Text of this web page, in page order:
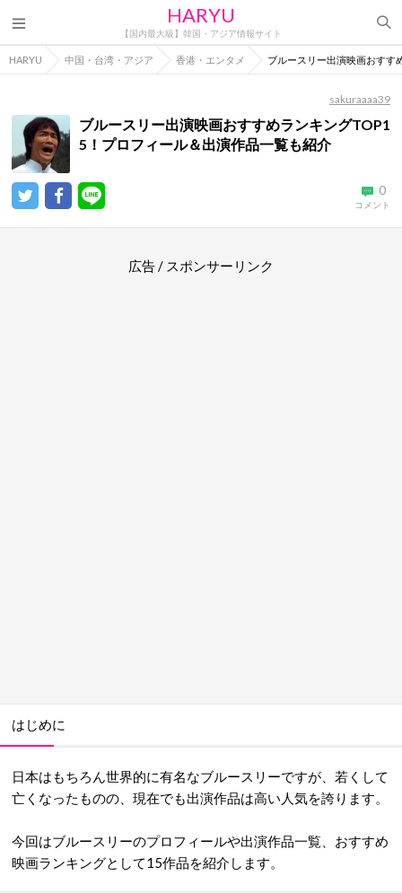
HARYU
【国内最大級】韓国・アジア情報サイト
HARYU 中国・台湾・アジア 香港・エンタメ ブルースリー出演映画おすす
sakuraaaa39
ブルースリー出演映画おすすめランキングTOP1
5！プロフィール＆出演作品一覧も紹介
0
コメント
広告 / スポンサーリンク
はじめに
日本はもちろん世界的に有名なブルースリーですが、若くして
亡くなったものの、現在でも出演作品は高い人気を誇ります。
今回はブルースリーのプロフィールや出演作品一覧、おすすめ
映画ランキングとして15作品を紹介します。